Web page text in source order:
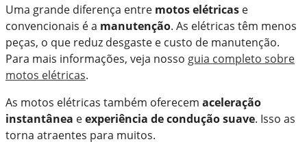
Uma grande diferença entre motos elétricas e
convencionais é a manutenção. As elétricas têm menos
peças, o que reduz desgaste e custo de manutenção.
Para mais informações, veja nosso guia completo sobre
motos elétricas.
As motos elétricas também oferecem aceleração
instantânea eexperiência de condução suave. Isso as
torna atraentes para muitos.